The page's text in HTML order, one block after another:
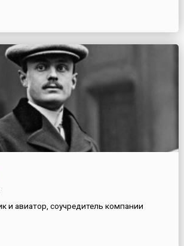
и авиатор, соучредитель компании